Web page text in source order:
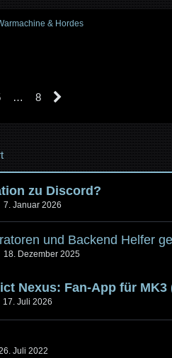
& Hordes
… 8
zu Discord?
7. Januar 2026
und Backend Helfer
18. Dezember 2025
Nexus: Fan-App für
17. Juli 2026
Juli 2022